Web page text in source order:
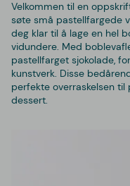
Velkommen til en
søte små pastellfargede
deg klar til å lage en hel
vidundere. Med
pastellfarget sjokolade,
kunstverk. Disse
perfekte overraskelsen til
dessert.